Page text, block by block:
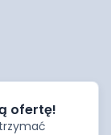
ofertę!